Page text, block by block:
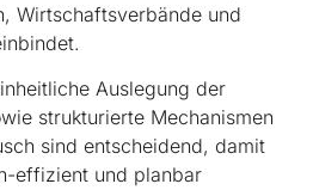
Wirtschaftsverbände und
Auslegung der
strukturierte Mechanismen
sind entscheidend, damit
effizient und planbar